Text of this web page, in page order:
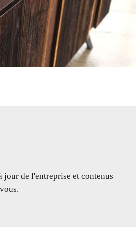
jour de l'entreprise et contenus